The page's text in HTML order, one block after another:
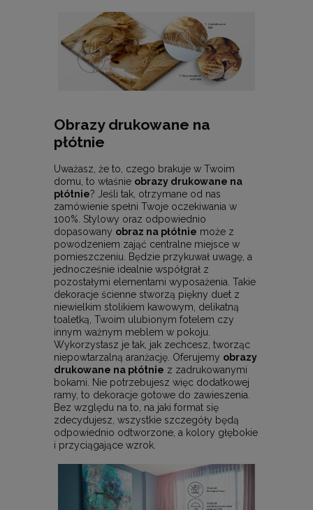
Obrazy drukowane na
płótnie
Uważasz, że to, czego brakuje w Twoim
domu, to właśnie obrazy drukowane na
płótnie? Jeśli tak, otrzymane od nas
zamówienie spełni Twoje oczekiwania w
100%. Stylowy oraz odpowiednio
dopasowany obraz na płótnie może z
powodzeniem zająć centralne miejsce w
pomieszczeniu. Będzie przykuwał uwagę, a
jednocześnie idealnie współgrał z
pozostałymi elementami wyposażenia. Takie
dekoracje ścienne stworzą piękny duet z
niewielkim stolikiem kawowym, delikatną
toaletką, Twoim ulubionym fotelem czy
innym ważnym meblem w pokoju.
Wykorzystasz je tak, jak zechcesz, tworząc
niepowtarzalną aranżację. Oferujemy obrazy
drukowane na płótnie z zadrukowanymi
bokami. Nie potrzebujesz więc dodatkowej
ramy, to dekoracje gotowe do zawieszenia.
Bez względu na to, na jaki format się
zdecydujesz, wszystkie szczegóły będą
odpowiednio odtworzone, a kolory głębokie
i przyciągające wzrok.